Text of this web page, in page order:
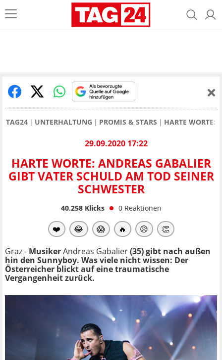
TAG24 UNTERHALTUNG PROMIS & STARS HARTE WORTE:
29.09.2020 17:22
HARTE WORTE: ANDREAS GABALIER
GIBT VATER SCHULD AM TOD SEINER
SCHWESTER
40.258Klicks 0 Reaktionen
❤️ 😂 😱 🔥 😥 👏
Graz - MusikerAndreas Gabalier(35) gibt nach außen
hin den Sunnyboy. Was viele nicht wissen: Der
Österreicher blickt auf eine traumatische
Vergangenheit zurück.